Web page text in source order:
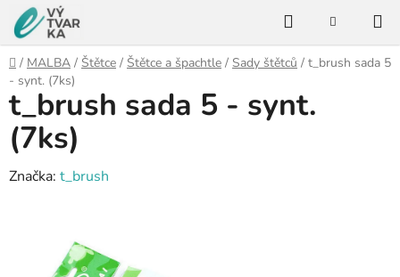
Přejít
na
obsah
HledatNÁKUPNÍ
Domů
/ MALBA / Štětce / Štětce a špachtle / Sady štětců / t_brush sada 5
- synt. (7ks)
t_brush sada 5 - synt.
(7ks)
Značka: t_brush